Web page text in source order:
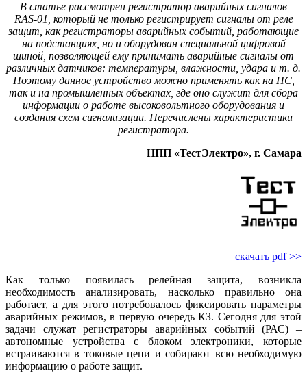
В статье рассмотрен регистратор аварийных сигналов
RAS‑01, который не только регистрирует сигналы от реле
защит, как регистраторы аварийных событий, работающие
на подстанциях, но и оборудован специальной цифровой
шиной, позволяющей ему принимать аварийные сигналы от
различных датчиков: температуры, влажности, удара и т. д.
Поэтому данное устройство можно применять как на ПС,
так и на промышленных объектах, где оно служит для сбора
информации о работе высоковольтного оборудования и
создания схем сигнализации. Перечислены характеристики
регистратора.
НПП «ТестЭлектро», г. Самара
скачать pdf >>
Как только появилась релейная защита, возникла
необходимость анализировать, насколько правильно она
работает, а для этого потребовалось фиксировать параметры
аварийных режимов, в первую очередь КЗ. Сегодня для этой
задачи служат регистраторы аварийных событий (РАС) –
автономные устройства с блоком электроники, которые
встраиваются в токовые цепи и собирают всю необходимую
информацию о работе защит.